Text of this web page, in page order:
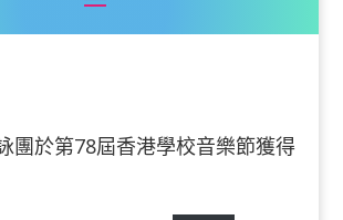
團於第78屆香港學校音樂節獲得